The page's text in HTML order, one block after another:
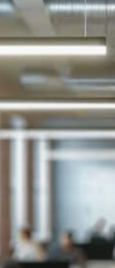
Les
révèlent